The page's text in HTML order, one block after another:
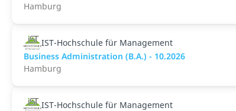
Hamburg
IST-Hochschule für Management
Business Administration (B.A.) - 10.2026
Hamburg
IST-Hochschule für Management